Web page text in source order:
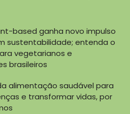
based ganha novo impulso
sustentabilidade; entenda o
vegetarianos e
brasileiros
alimentação saudável para
e transformar vidas, por